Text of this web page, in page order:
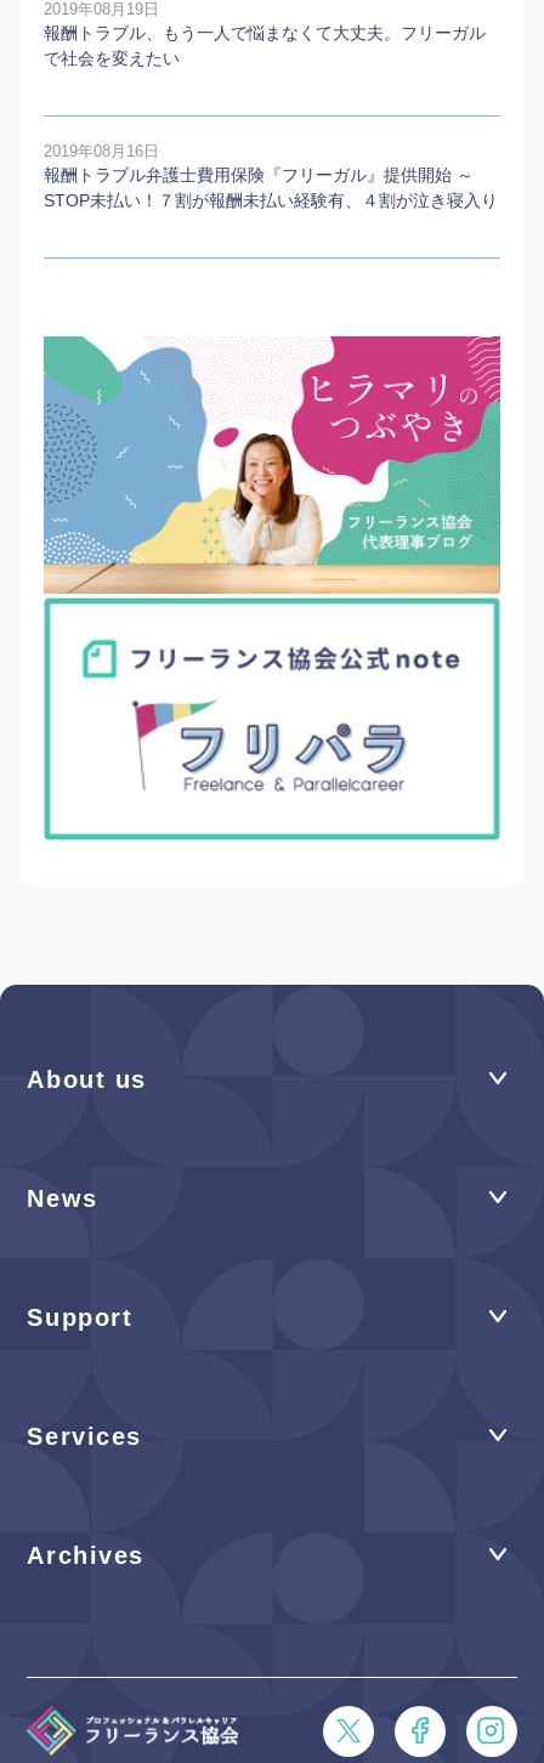
2019年08月19日
報酬トラブル、もう一人で悩まなくて大丈夫。フリーガル
で社会を変えたい
2019年08月16日
報酬トラブル弁護士費用保険『フリーガル』提供開始 ～
STOP未払い！７割が報酬未払い経験有、４割が泣き寝入り
About us
News
Support
Services
Archives